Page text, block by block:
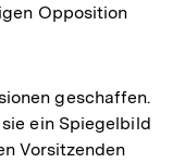
Opposition
geschaffen.
ein Spiegelbild
Vorsitzenden